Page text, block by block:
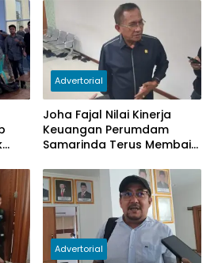
Advertorial
Joha Fajal Nilai Kinerja
Keuangan Perumdam
Samarinda Terus Membaik,
Subsidi Berkurang
Advertorial